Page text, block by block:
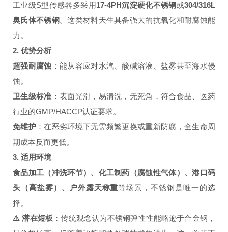
工业级S型传感器多采用17-4PH沉淀硬化不锈钢或304/316L
奥氏体不锈钢。这类材料天生具备强大的抗氧化和耐腐蚀能
力。
2. 优势分析
超强耐腐蚀 ：能从容应对水汽、酸碱溶液、盐雾甚至海水侵
蚀。
卫生级标准 ：表面光滑，易清洗，无死角，符合食品、医药
行业的GMP/HACCP认证要求。
免维护：在恶劣环境下无需频繁更换或重新防腐，全生命周
期成本反而更低。
3. 适用环境
食品加工（冲洗环节）、化工制药（腐蚀性气体）、港口码
头（高盐雾）、户外露天称重等场景，不锈钢是唯一的选
择。
⚠️ 潜在短板 ：传统观念认为不锈钢弹性性能略逊于合金钢，